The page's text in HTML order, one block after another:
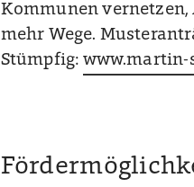
Kommunen vernetzen,
mehr Wege.
Stümpfig: www.martin-